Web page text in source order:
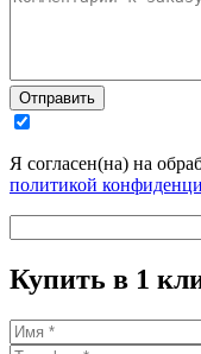
Отправить
Я согласен(на) на
политикой
Купить в 1